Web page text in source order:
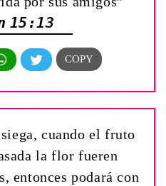
15:13
cuando el fruto
la flor fueren
entonces podará con